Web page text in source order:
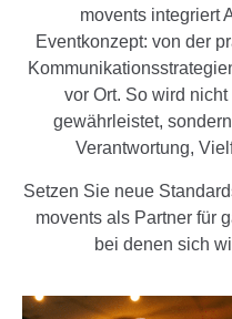
movents integriert
Eventkonzept: von der
vor Ort. So wird
gewährleistet,
Verantwortung,
Setzen Sie neue
movents als Partner für
bei denen sich